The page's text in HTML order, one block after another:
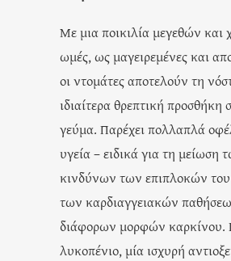
Με μια ποικιλία μεγεθών
ωμές, ως μαγειρεμένες και
οι ντομάτες αποτελούν τη
ιδιαίτερα θρεπτική προσθήκη
γεύμα. Παρέχει πολλαπλά
υγεία – ειδικά για τη μείωση
κινδύνων των επιπλοκών του
των καρδιαγγειακών
διάφορων μορφών καρκίνου.
λυκοπένιο, μία ισχυρή